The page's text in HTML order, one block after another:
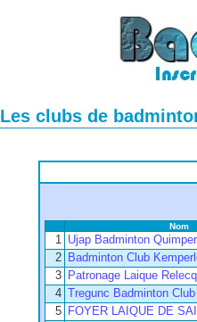
Les clubs de
Nom
1 Ujap Badminton Quimper
2
Badminton Club
3
Patronage Laique
4
Tregunc Badminton Club
5
FOYER LAIQUE DE